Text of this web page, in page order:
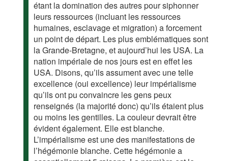
étant la domination des autres pour siphonner
leurs ressources (incluant les ressources
humaines, esclavage et migration) a forcement
un point de départ. Les plus emblématiques sont
la Grande-Bretagne, et aujourd’hui les USA. La
nation impériale de nos jours est en effet les
USA. Disons, qu’ils assument avec une telle
excellence (oui excellence) leur impérialisme
qu’ils ont pu convaincre les gens peux
renseignés (la majorité donc) qu’ils étaient plus
ou moins les gentilles. La couleur devrait être
évident également. Elle est blanche.
L’impérialisme est une des manifestations de
l’hégémonie blanche. Cette hégémonie a